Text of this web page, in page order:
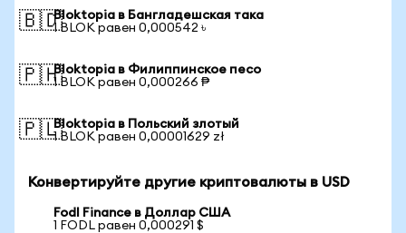
🇧🇩Bloktopia в Бангладешская така
1 BLOK равен 0,000542 ৳
🇵🇭Bloktopia в Филиппинское песо
1 BLOK равен 0,000266 ₱
🇵🇱Bloktopia в Польский злотый
1 BLOK равен 0,00001629 zł
Конвертируйте другие криптовалюты в USD
Fodl Finance в Доллар США
1 FODL равен 0,000291 $